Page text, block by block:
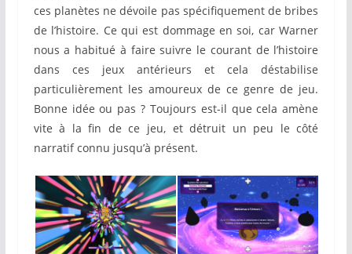
ces planètes ne dévoile pas spécifiquement de bribes
de l’histoire. Ce qui est dommage en soi, car Warner
nous a habitué à faire suivre le courant de l’histoire
dans ces jeux antérieurs et cela déstabilise
particulièrement les amoureux de ce genre de jeu.
Bonne idée ou pas ? Toujours est-il que cela amène
vite à la fin de ce jeu, et détruit un peu le côté
narratif connu jusqu’à présent.